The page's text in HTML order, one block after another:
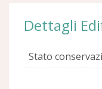
Dettagli
Stato